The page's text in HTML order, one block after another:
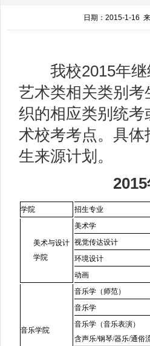
日期：2015-1-16
我校2015年继
艺术类相关类别
织的相应类别统
术校考考点。具
生来源计划。
学院 招生专业
美术与设计
学院
美术学
视觉传达设计
环境设计
动画
音乐学院
音乐学（师范）
音乐学
音乐学（音乐表演）
含声乐/钢琴/器乐/通俗